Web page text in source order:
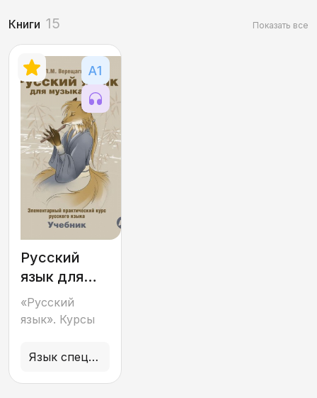
Книги 15 Показать все
Русский
язык для
музыкантов:
элементарный
курс
«Русский
язык». Курсы
Язык специальности